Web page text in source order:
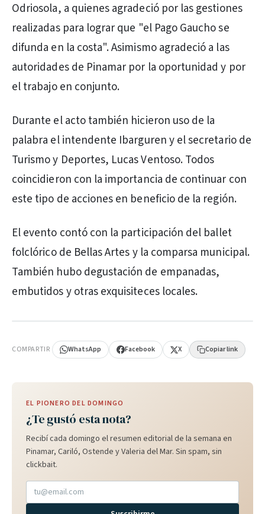
Odriosola, a quienes agradeció por las gestiones
realizadas para lograr que "el Pago Gaucho se
difunda en la costa". Asimismo agradeció a las
autoridades de Pinamar por la oportunidad y por
el trabajo en conjunto.
Durante el acto también hicieron uso de la
palabra el intendente Ibarguren y el secretario de
Turismo y Deportes, Lucas Ventoso. Todos
coincidieron con la importancia de continuar con
este tipo de acciones en beneficio de la región.
El evento contó con la participación del ballet
folclórico de Bellas Artes y la comparsa municipal.
También hubo degustación de empanadas,
embutidos y otras exquisiteces locales.
COMPARTIR WhatsApp Facebook X Copiar link
EL PIONERO DEL DOMINGO
¿Te gustó esta nota?
Recibí cada domingo el resumen editorial de la semana en
Pinamar, Cariló, Ostende y Valeria del Mar. Sin spam, sin
clickbait.